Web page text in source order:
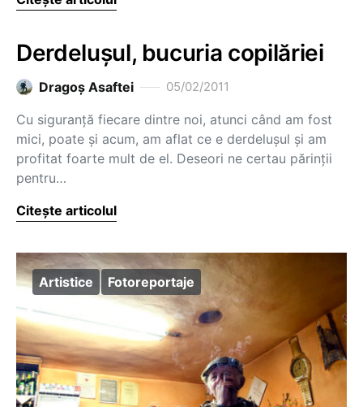
Derdeluşul, bucuria copilăriei
Dragoş Asaftei 05/02/2011
Cu siguranţă fiecare dintre noi, atunci când am fost
mici, poate şi acum, am aflat ce e derdeluşul şi am
profitat foarte mult de el. Deseori ne certau părinţii
pentru…
Citește articolul
Artistice Fotoreportaje